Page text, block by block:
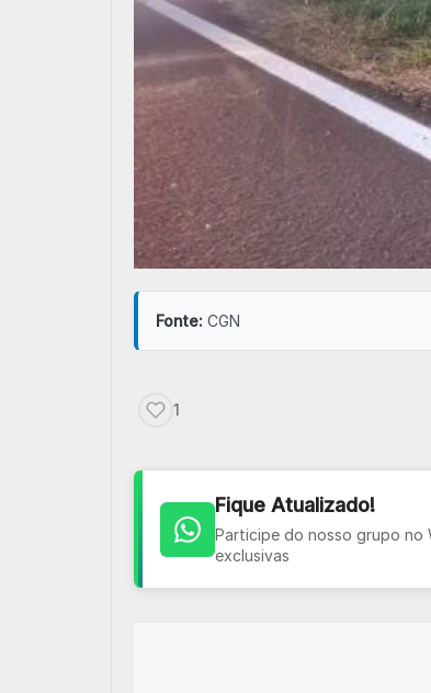
Fonte: CGN
1
Fique Atualizado!
Participe do nosso grupo no
exclusivas